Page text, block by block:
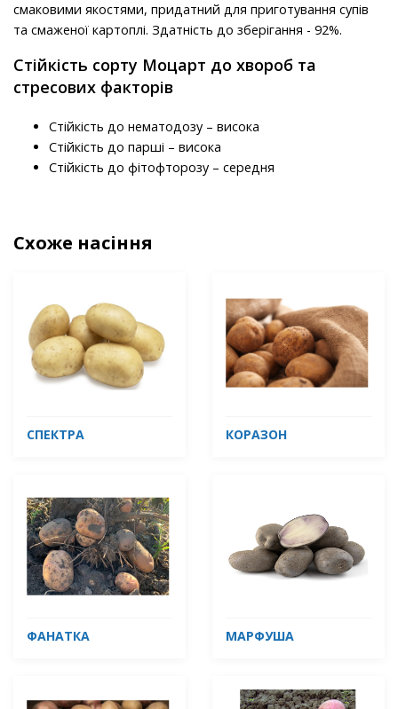
смаковими якостями, придатний для приготування супів
та смаженої картоплі. Здатність до зберігання - 92%.
Стійкість сорту Моцарт до хвороб та
стресових факторів
Стійкість до нематодозу – висока
Стійкість до парші – висока
Стійкість до фітофторозу – середня
Схоже насіння
СПЕКТРА КОРАЗОН
ФАНАТКА МАРФУША